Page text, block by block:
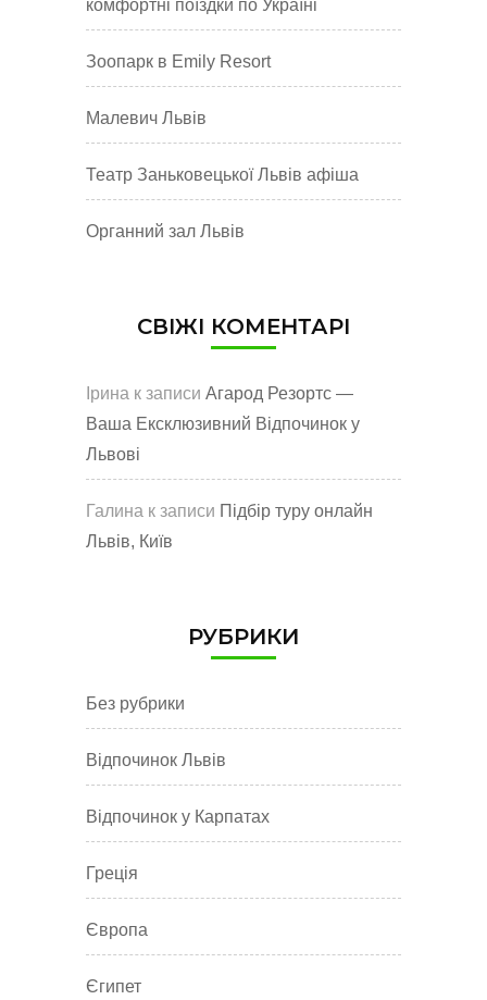
комфортні поїздки по Україні
Зоопарк в Emily Resort
Малевич Львів
Театр Заньковецької Львів афіша
Органний зал Львів
СВІЖІ КОМЕНТАРІ
Ірина к записи Агарод Резортс —
Ваша Ексклюзивний Відпочинок у
Львові
Галина к записи Підбір туру онлайн
Львів, Київ
РУБРИКИ
Без рубрики
Відпочинок Львів
Відпочинок у Карпатах
Греція
Європа
Єгипет